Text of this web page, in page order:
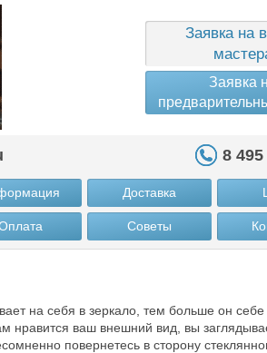
Заявка на
Заявка
8
Доставка
Советы
на себя в зеркало, тем больше он себе
нравится ваш внешний вид, вы
повернетесь в сторону